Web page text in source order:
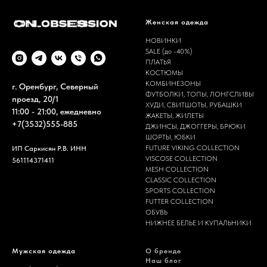
г. Оренбург, Северный
проезд, 20/1
11:00 - 21:00, ежедневно
+7(3532)555-885
ИП Саркисян Р.В. ИНН
561114371411
Женская одежда
НОВИНКИ
SALE (до -40%)
ПЛАТЬЯ
КОСТЮМЫ
КОМБИНЕЗОНЫ
ФУТБОЛКИ, ТОПЫ, ЛОНГСЛИВЫ
ХУДИ, СВИТШОТЫ, РУБАШКИ
ЖАКЕТЫ, ЖИЛЕТЫ
ДЖИНСЫ, ДЖОГГЕРЫ, БРЮКИ
ШОРТЫ, ЮБКИ
FUTURE VIKING COLLECTION
VISCOSE COLLECTION
MESH COLLECTION
CLASSIC COLLECTION
SPORTS COLLECTION
FUTTER COLLECTION
ОБУВЬ
НИЖНЕЕ БЕЛЬЕ И КУПАЛЬНИКИ
Мужская одежда
О бренде
Наш блог